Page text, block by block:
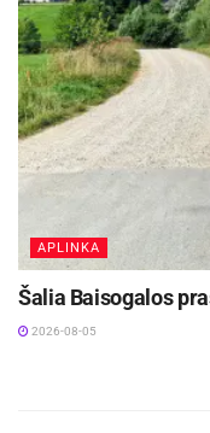
APLINKA
Šalia Baisogalos
2026-08-05